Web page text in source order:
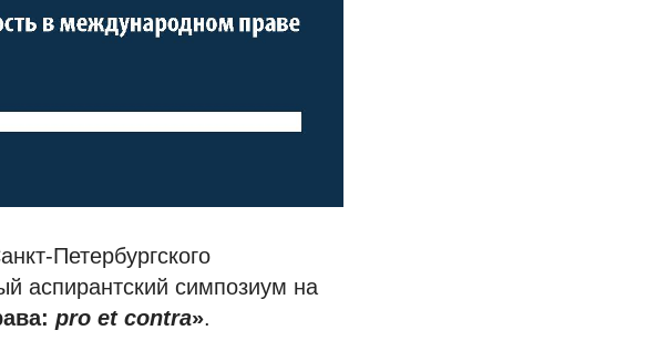
Петербургского
аспирантский симпозиум на
pro et contra».